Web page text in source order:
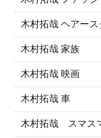
木村拓哉 ヘアース
木村拓哉 家族
木村拓哉 映画
木村拓哉 車
木村拓哉 スマス